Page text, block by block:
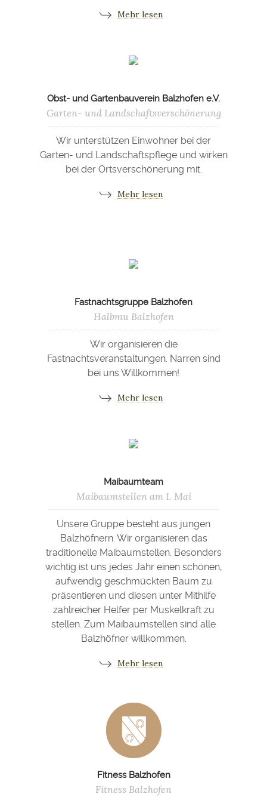
Mehr lesen
Obst- und Gartenbauverein Balzhofen e.V.
Garten- und Landschaftsverschönerung
Wir unterstützen Einwohner bei der
Garten- und Landschaftspflege und wirken
bei der Ortsverschönerung mit.
Mehr lesen
Fastnachtsgruppe Balzhofen
Halbmu Balzhofen
Wir organisieren die
Fastnachtsveranstaltungen. Narren sind
bei uns Willkommen!
Mehr lesen
Maibaumteam
Maibaumstellen am 1. Mai
Unsere Gruppe besteht aus jungen
Balzhöfnern. Wir organisieren das
traditionelle Maibaumstellen. Besonders
wichtig ist uns jedes Jahr einen schönen,
aufwendig geschmückten Baum zu
präsentieren und diesen unter Mithilfe
zahlreicher Helfer per Muskelkraft zu
stellen. Zum Maibaumstellen sind alle
Balzhöfner willkommen.
Mehr lesen
Fitness Balzhofen
Fitness Balzhofen